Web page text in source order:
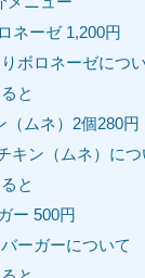
ネーゼ 1,200円
ボロネーゼにつ
と
ムネ）2個280円
キン（ムネ）につ
と
ー 500円
ーガーについて